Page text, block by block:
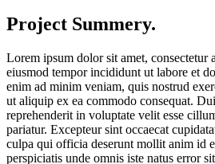
Project Summery.
Lorem ipsum dolor sit amet, consectetur
eiusmod tempor incididunt ut labore et
enim ad minim veniam, quis nostrud
ut aliquip ex ea commodo consequat.
reprehenderit in voluptate velit esse
pariatur. Excepteur sint occaecat
culpa qui officia deserunt mollit anim id
perspiciatis unde omnis iste natus error